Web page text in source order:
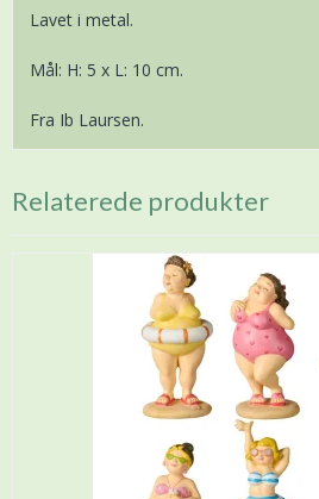
Lavet i metal.
Mål: H: 5 x L: 10 cm.
Fra Ib Laursen.
Relaterede produkter